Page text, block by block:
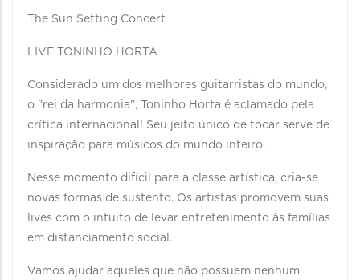
The Sun Setting Concert
LIVE TONINHO HORTA
Considerado um dos melhores guitarristas do mundo,
o "rei da harmonia", Toninho Horta é aclamado pela
crítica internacional! Seu jeito único de tocar serve de
inspiração para músicos do mundo inteiro.
Nesse momento difícil para a classe artística, cria-se
novas formas de sustento. Os artistas promovem suas
lives com o intuito de levar entretenimento às famílias
em distanciamento social.
Vamos ajudar aqueles que não possuem nenhum